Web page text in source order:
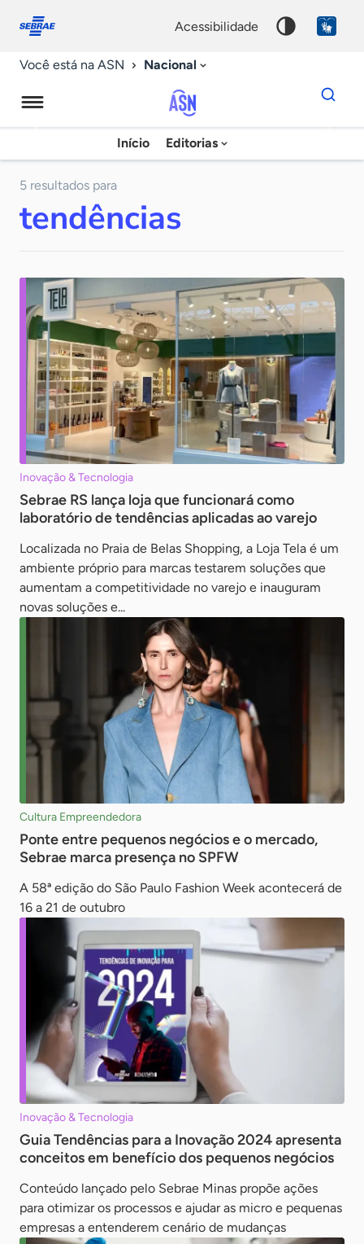
conosco
acessibilidade
Você está na ASN Nacional
Agência
Sebrae
Notícias
Início Editorias
Dados
para
chave
5 resultados para
tendências
Inovação & Tecnologia
Sebrae RS lança loja que funcionará como
laboratório de tendências aplicadas ao varejo
Localizada no Praia de Belas Shopping, a Loja Tela é um
ambiente próprio para marcas testarem soluções que
aumentam a competitividade no varejo e inauguram
novas soluções e...
Cultura Empreendedora
Ponte entre pequenos negócios e o mercado,
Sebrae marca presença no SPFW
A 58ª edição do São Paulo Fashion Week acontecerá de
16 a 21 de outubro
Inovação & Tecnologia
Guia Tendências para a Inovação 2024 apresenta
conceitos em benefício dos pequenos negócios
Conteúdo lançado pelo Sebrae Minas propõe ações
para otimizar os processos e ajudar as micro e pequenas
empresas a entenderem cenário de mudanças